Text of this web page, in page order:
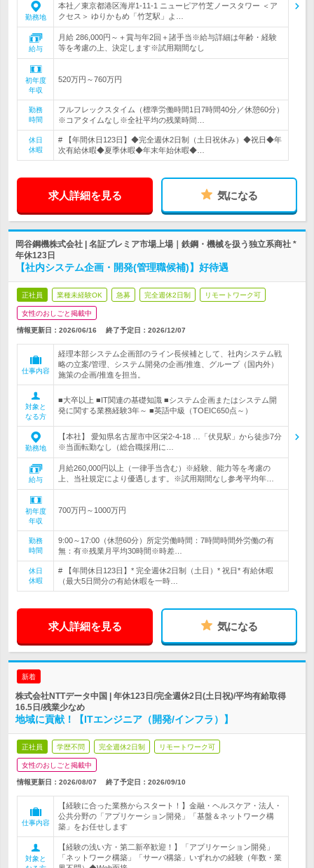
勤務地
本社／東京都港区海岸1-11-1 ニューピア竹芝ノースタワー ＜ア
クセス＞ ゆりかもめ「竹芝駅」よ…
給与
月給 286,000円～＋賞与年2回＋諸手当※給与詳細は年齢・経験
等を考慮の上、決定します※試用期間なし
初年度
年収
520万円～760万円
勤務
時間
フルフレックスタイム（標準労働時間1日7時間40分／休憩60分）
※コアタイムなし※全社平均の残業時間…
休日
休暇
# 【年間休日123日】◆完全週休2日制（土日祝休み）◆祝日◆年
次有給休暇◆夏季休暇◆年末年始休暇◆…
求人詳細を見る 気になる
岡谷鋼機株式会社 | 名証プレミア市場上場｜鉄鋼・機械を扱う独立系商社 *
年休123日
【社内システム企画・開発(管理職候補)】好待遇
正社員 業種未経験OK 急募 完全週休2日制 リモートワーク可
女性のおしごと掲載中
情報更新日：2026/06/16 終了予定日： 2026/12/07
仕事内容
経理本部システム企画部のライン長候補として、社内システム戦
略の立案/管理、システム開発の企画/推進、グループ（国内外）
施策の企画/推進を担当。
対象と
なる方
■大卒以上 ■IT関連の基礎知識 ■システム企画またはシステム開
発に関する業務経験3年～ ■英語中級（TOEIC650点～）
勤務地
【本社】 愛知県名古屋市中区栄2-4-18 …「伏見駅」から徒歩7分
※当面転勤なし（総合職採用に…
給与
月給260,000円以上（一律手当含む）※経験、能力等を考慮の
上、当社規定により優遇します。※試用期間なし参考平均年…
初年度
年収
700万円～1000万円
勤務
時間
9:00～17:00（休憩60分）所定労働時間：7時間時間外労働の有
無：有※残業月平均30時間※時差…
休日
休暇
# 【年間休日123日】* 完全週休2日制（土日）* 祝日* 有給休暇
（最大5日間分の有給休暇を一時…
求人詳細を見る 気になる
新着
株式会社NTTデータ中国 | 年休123日/完全週休2日(土日祝)/平均有給取得
16.5日/残業少なめ
地域に貢献！【ITエンジニア（開発/インフラ）】
正社員 学歴不問 完全週休2日制 リモートワーク可
女性のおしごと掲載中
情報更新日：2026/08/07 終了予定日： 2026/09/10
仕事内容
【経験に合った業務からスタート！】金融・ヘルスケア・法人・
公共分野の「アプリケーション開発」「基盤＆ネットワーク構
築」をお任せします
対象と
【経験の浅い方・第二新卒歓迎！】「アプリケーション開発」
「ネットワーク構築」「サーバ構築」いずれかの経験（年数・業